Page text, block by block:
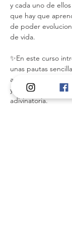
y cada uno de
que hay que
de poder
de vida.
✨En este curso
unas pautas
aplicar en la
ya sea evolutiva o
adivinatoria.